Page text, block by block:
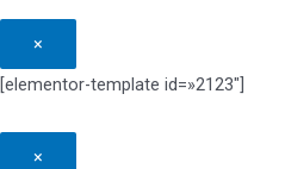
×
[elementor-template id=»2123″]
×